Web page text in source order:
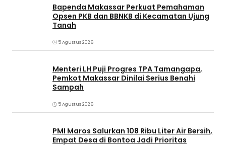
Bapenda Makassar Perkuat Pemahaman
Opsen PKB dan BBNKB di Kecamatan Ujung
Tanah‎
5 Agustus 2026
Menteri LH Puji Progres TPA Tamangapa,
Pemkot Makassar Dinilai Serius Benahi
Sampah
5 Agustus 2026
PMI Maros Salurkan 108 Ribu Liter Air Bersih,
Empat Desa di Bontoa Jadi Prioritas